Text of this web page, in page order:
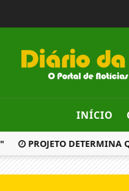
INÍCIO
PROJETO DETERMINA